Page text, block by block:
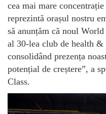
cea mai mare
reprezintă orașul nostru
să anunțăm că noul
al 30-lea club de health
consolidând prezența
potențial de creștere”, a
Class.